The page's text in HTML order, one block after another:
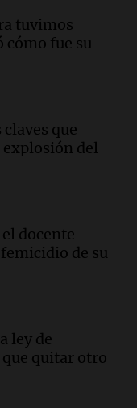
para un fin
tierras
simular robo
y la
tuvimos
cómo fue su
que
del
docente
de su
ley de
quitar otro